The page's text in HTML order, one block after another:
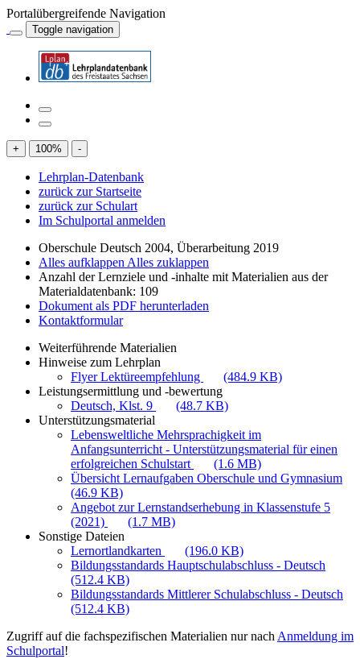
Portalübergreifende Navigation
Toggle navigation
+ 100% -
Lehrplan-Datenbank
zurück zur Startseite
zurück zur Schulart
Im Schulportal anmelden
Oberschule Deutsch 2004, Überarbeitung 2019
Alles aufklappen Alles zuklappen
Anzahl der Lernziele und -inhalte mit Materialien aus der
Materialdatenbank: 109
Dokument als PDF herunterladen
Kontaktformular
Weiterführende Materialien
Hinweise zum Lehrplan
Flyer Lektüreempfehlung
(484.9 KB)
Leistungsermittlung und -bewertung
Deutsch, Klst. 9
(48.7 KB)
Unterstützungsmaterial
Lebensweltliche Mehrsprachigkeit im
Anfangsunterricht - Unterstützungsmaterial für einen
erfolgreichen Schulstart
(1.6 MB)
Übersicht Lernaufgaben Oberschule und Gymnasium
(46.9 KB)
Angebot zur Lernstandserhebung in Klassenstufe 5
(2021)
(1.7 MB)
Sonstige Dateien
Lernortlandkarten
(196.0 KB)
Bildungsstandards Hauptschulabschluss - Deutsch
(512.4 KB)
Bildungsstandards Mittlerer Schulabschluss - Deutsch
(512.4 KB)
Zugriff auf die fachspezifischen Materialien nur nach Anmeldung im
Schulportal!